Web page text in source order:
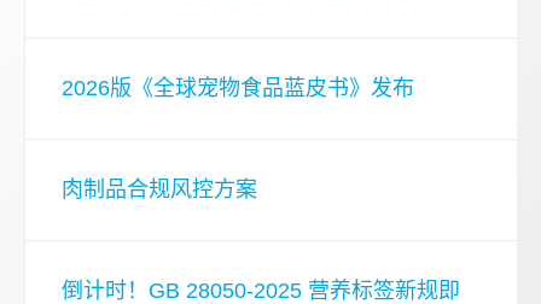
2026版《全球宠物食品蓝皮书》发布
肉制品合规风控方案
倒计时！GB 28050-2025 营养标签新规即